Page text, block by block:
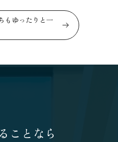
もゆったりと一
ことなら